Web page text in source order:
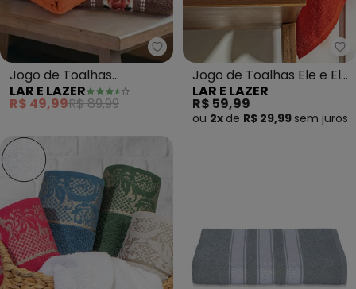
Lar e Lazer - Jogo de Toalhas
Jogo de Toalhas
(Marrom) 2 Peças
LAR E LAZER
R$ 49,99R$ 89,99
Jogo de Toalhas Ele e Ela
(Vermelha) 2 Peças
LAR E LAZER
R$ 59,99
ou 2x de R$ 29,99 sem juros